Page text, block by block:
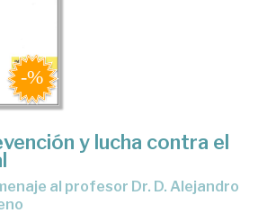
y lucha contra el